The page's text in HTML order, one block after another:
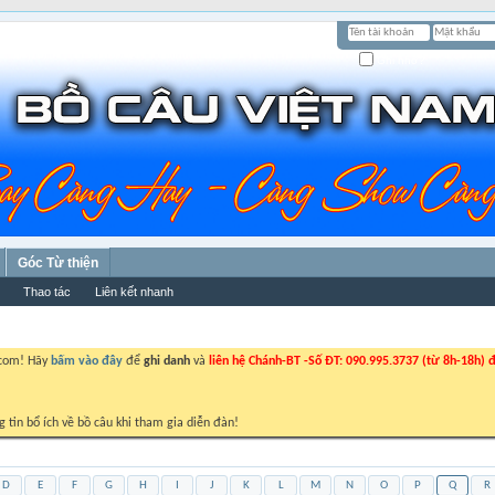
Thao tác Liên kết nhanh
Góc Từ thiện
Hãy bấm vào đây để ghi danh và liên hệ Chánh-BT -Số ĐT: 090.995.3737 (từ 8h-18h)
tin bổ ích về bồ câu khi tham gia diễn đàn!
D E F G H J K L M N O P Q R